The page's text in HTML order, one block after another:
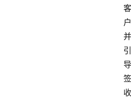
客
户
并
引
导
签
收